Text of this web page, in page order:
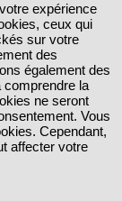
expérience
ceux qui
sur votre
des
également des
comprendre la
ne seront
Vous
Cependant,
affecter votre